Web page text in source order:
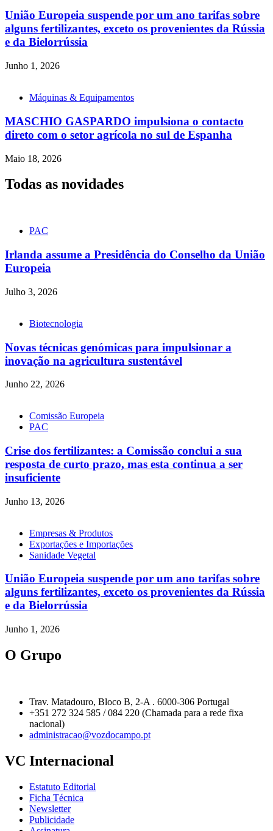
União Europeia suspende por um ano tarifas sobre
alguns fertilizantes, exceto os provenientes da Rússia
e da Bielorrússia
Junho 1, 2026
Máquinas & Equipamentos
MASCHIO GASPARDO impulsiona o contacto
direto com o setor agrícola no sul de Espanha
Maio 18, 2026
Todas as novidades
PAC
Irlanda assume a Presidência do Conselho da União
Europeia
Julho 3, 2026
Biotecnologia
Novas técnicas genómicas para impulsionar a
inovação na agricultura sustentável
Junho 22, 2026
Comissão Europeia
PAC
Crise dos fertilizantes: a Comissão conclui a sua
resposta de curto prazo, mas esta continua a ser
insuficiente
Junho 13, 2026
Empresas & Produtos
Exportações e Importações
Sanidade Vegetal
União Europeia suspende por um ano tarifas sobre
alguns fertilizantes, exceto os provenientes da Rússia
e da Bielorrússia
Junho 1, 2026
O Grupo
Trav. Matadouro, Bloco B, 2-A . 6000-306 Portugal
+351 272 324 585 / 084 220 (Chamada para a rede fixa
nacional)
administracao@vozdocampo.pt
VC Internacional
Estatuto Editorial
Ficha Técnica
Newsletter
Publicidade